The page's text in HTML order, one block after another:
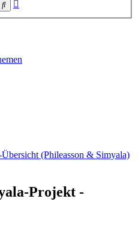
Suche
(Phileasson & Simyala)
Projekt -